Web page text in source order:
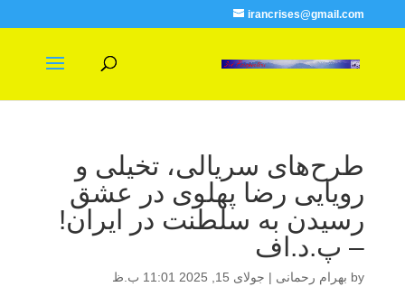
irancrises@gmail.com
طرح‌های سریالی، تخیلی و
رویایی رضا پهلوی در عشق
رسیدن به سلطنت در ایران!
– پ.د.اف
by بهرام رحمانی | جولای 15, 2025 11:01 ب.ظ